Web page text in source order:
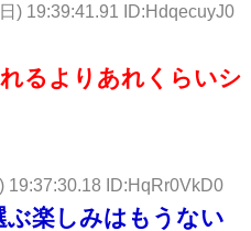
) 19:39:41.91 ID:HdqecuyJ0
るよりあれくらいシ
19:37:30.18 ID:HqRr0VkD0
ぶ楽しみはもうない